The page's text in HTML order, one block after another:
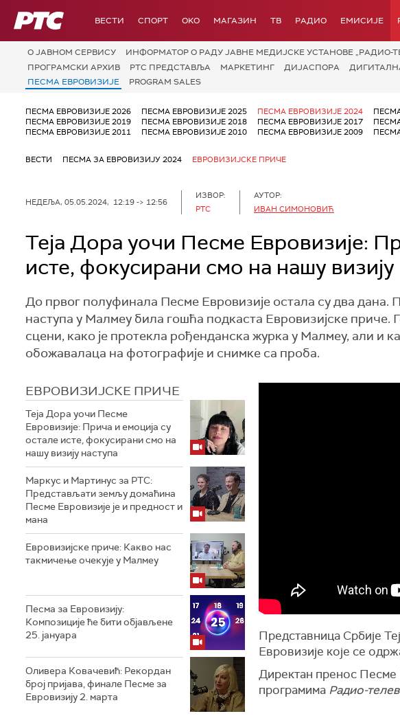
РТС ВЕСТИ СПОРТ OKO МАГАЗИН ТВ РАДИО ЕМИСИЈЕ
О JАВНОМ СЕРВИСУ ИНФОРМАТОР О РАДУ ЈАВНЕ МЕДИЈСКЕ УСТАНОВЕ „РАДИО-
ПРОГРАМСКИ АРХИВ
РТС ПРЕДСТАВЉА МАРКЕТИНГ ДИЈАСПОРА
ПЕСМА ЕВРОВИЗИЈЕ
PROGRAM SALES
ПЕСМА ЕВРОВИЗИЈЕ 2026 ПЕСМА ЕВРОВИЗИЈЕ 2025 ПЕСМА ЕВРОВИЗИЈЕ 2024
ПЕСМА ЕВРОВИЗИЈЕ 2019
ПЕСМА ЕВРОВИЗИЈЕ 2018 ПЕСМА ЕВРОВИЗИЈЕ 2017
ПЕСМА ЕВРОВИЗИЈЕ 2011
ПЕСМА ЕВРОВИЗИЈЕ 2010 ПЕСМА ЕВРОВИЗИЈЕ 2009
ВЕСТИ ПЕСМА ЗА ЕВРОВИЗИЈУ 2024 ЕВРОВИЗИЈСКЕ ПРИЧЕ
НЕДЕЉА, 05.05.2024, 12:19 -> 12:56
ИЗВОР:
РТС
АУТОР:
ИВАН СИМОНОВИЋ
Теја Дора уочи Песме Евровизије:
исте, фокусирани смо на нашу визију
До првог полуфинала Песме Евровизије остала су два дана.
наступа у Малмеу била гошћа подкаста Евровизијске приче.
сцени, како је протекла рођенданска журка у Малмеу, али и
обожавалаца на фотографије и снимке са проба.
ЕВРОВИЗИЈСКЕ ПРИЧЕ
Теја Дора уочи Песме
Евровизије: Прича и емоција су
остале исте, фокусирани смо на
нашу визију наступа
Маркус и Мартинус за РТС:
Представљати земљу домаћина
Песме Евровизије је и предност и
мана
Евровизијске приче: Какво нас
такмичење очекује у Малмеу
Песма за Евровизију:
Композиције ће бити објављене
25. јануара
Оливера Ковачевић: Рекордан
број пријава, финале Песме за
Евровизију 2. марта
Представница Србије
Евровизије које се
Директан пренос Песме
програмима Радио-